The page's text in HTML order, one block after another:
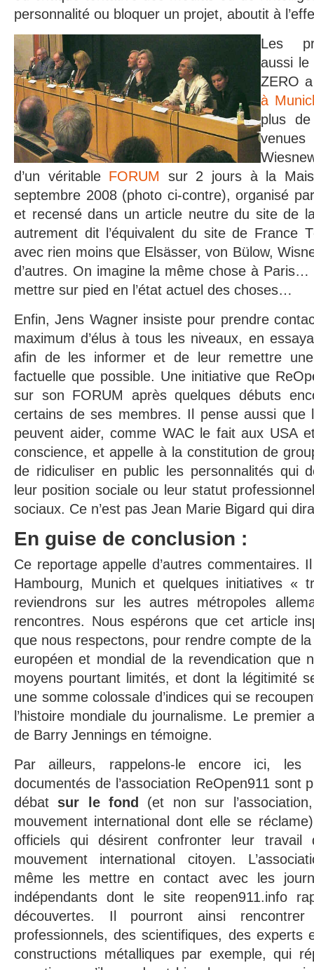
personnalité ou bloquer un projet, aboutit à
Les
aussi le
ZERO
à
plus
d’un véritable FORUM
sur 2 jours à la
septembre 2008 (photo ci-contre), organisé
et recensé dans un article neutre du site de
autrement dit l’équivalent du site de France
avec rien moins que Elsässer, von Bülow,
d’autres. On imagine la même chose à
mettre sur pied en l’état actuel des choses…
Enfin, Jens Wagner insiste pour prendre
maximum d’élus à tous les niveaux, en
afin de les informer et de leur remettre une
factuelle que possible. Une initiative que
sur son FORUM après quelques débuts
certains de ses membres. Il pense aussi que
peuvent aider, comme WAC le fait aux USA
conscience, et appelle à la constitution de
de ridiculiser en public les personnalités qui
leur position sociale ou leur statut
sociaux. Ce n’est pas Jean Marie Bigard qui
En guise de conclusion :
Ce reportage appelle d’autres commentaires.
Hambourg, Munich et quelques initiatives «
reviendrons sur les autres métropoles
rencontres. Nous espérons que cet article
que nous respectons, pour rendre compte de
européen et mondial de la revendication que
moyens pourtant limités, et dont la légitimité
une somme colossale d’indices qui se
l’histoire mondiale du journalisme. Le premier
de Barry Jennings en témoigne.
Par ailleurs, rappelons-le encore ici, les
documentés de l’association ReOpen911 sont
débat sur le fond
(et non sur
mouvement international dont elle se
officiels qui désirent confronter leur travail
mouvement international citoyen.
même les mettre en contact avec les
indépendants dont le site reopen911.info
découvertes. Il pourront ainsi rencontrer
professionnels, des scientifiques, des experts
constructions métalliques par exemple, qui